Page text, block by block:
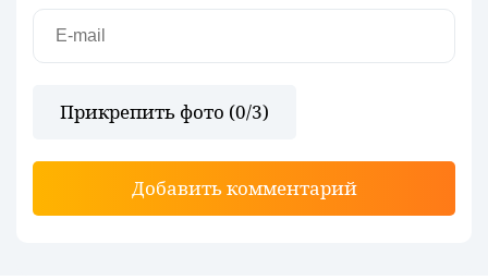
Прикрепить фото (0/3)
Добавить комментарий